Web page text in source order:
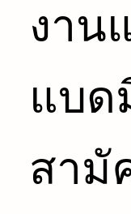
งาน
แบ
สามั